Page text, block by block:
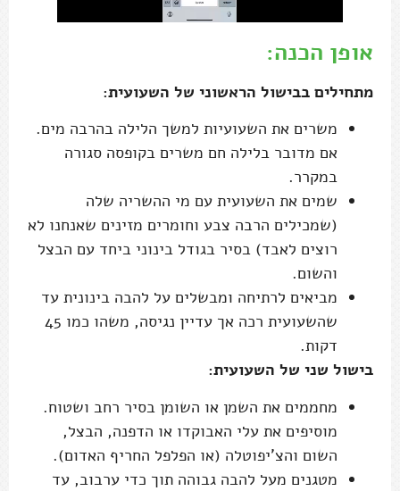
אופן הכנה:
מתחילים בבישול הראשוני של השעועית:
משרים את השעועיות למשך הלילה בהרבה מים.
אם מדובר בלילה חם משרים בקופסה סגורה
במקרר.
שמים את השעועית עם מי ההשריה שלה
(שמכילים הרבה צבע וחומרים מזינים שאנחנו לא
רוצים לאבד) בסיר בגודל בינוני ביחד עם הבצל
והשום.
מביאים לרתיחה ומבשלים על להבה בינונית עד
שהשעועית רכה אך עדיין נגיסה, משהו כמו 45
דקות.
בישול שני של השעועית:
מחממים את השמן או השומן בסיר רחב ושטוח.
מוסיפים את עלי האבוקדו או הדפנה, הבצל,
השום והצ'יפוטלה (או הפלפל החריף האדום).
מטגנים מעל להבה גבוהה תוך כדי ערבוב, עד